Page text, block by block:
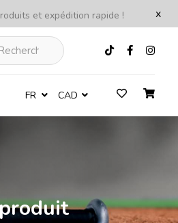
x
et expédition rapide !
FR CAD